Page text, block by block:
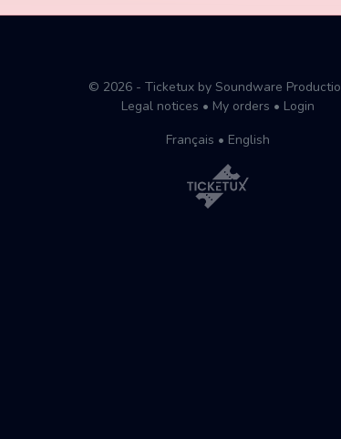
© 2026 - Ticketux by Soundware
Legal notices • My orders • Login
Français • English